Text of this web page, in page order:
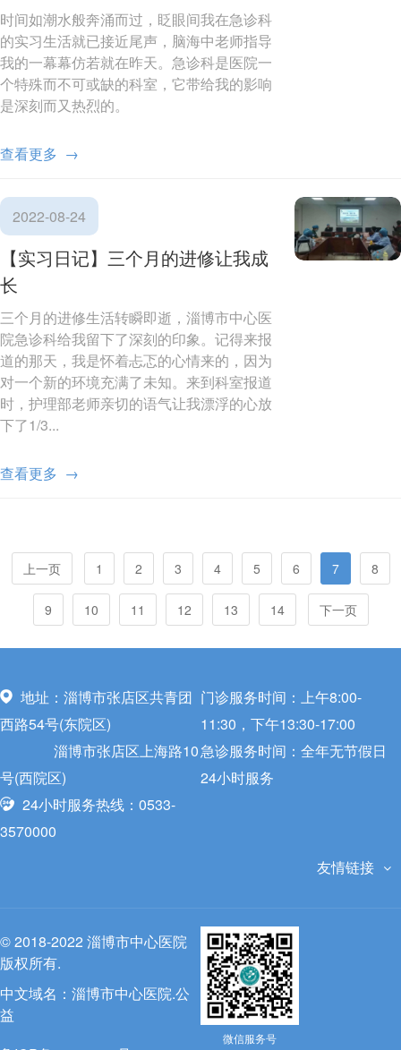
时间如潮水般奔涌而过，眨眼间我在急诊科
的实习生活就已接近尾声，脑海中老师指导
我的一幕幕仿若就在昨天。急诊科是医院一
个特殊而不可或缺的科室，它带给我的影响
是深刻而又热烈的。
查看更多 →
2022-08-24
【实习日记】三个月的进修让我成
长
三个月的进修生活转瞬即逝，淄博市中心医
院急诊科给我留下了深刻的印象。记得来报
道的那天，我是怀着忐忑的心情来的，因为
对一个新的环境充满了未知。来到科室报道
时，护理部老师亲切的语气让我漂浮的心放
下了1/3...
查看更多 →
上一页 1 2 3 4 5 6 7 8
9 10 11 12 13 14 下一页
地址：淄博市张店区共青团
西路54号(东院区)
淄博市张店区上海路10
号(西院区)
24小时服务热线：0533-
3570000
门诊服务时间：上午8:00-
11:30，下午13:30-17:00
急诊服务时间：全年无节假日
24小时服务
友情链接
© 2018-2022 淄博市中心医院
版权所有.
中文域名： 淄博市中心医院.公
益
微信服务号